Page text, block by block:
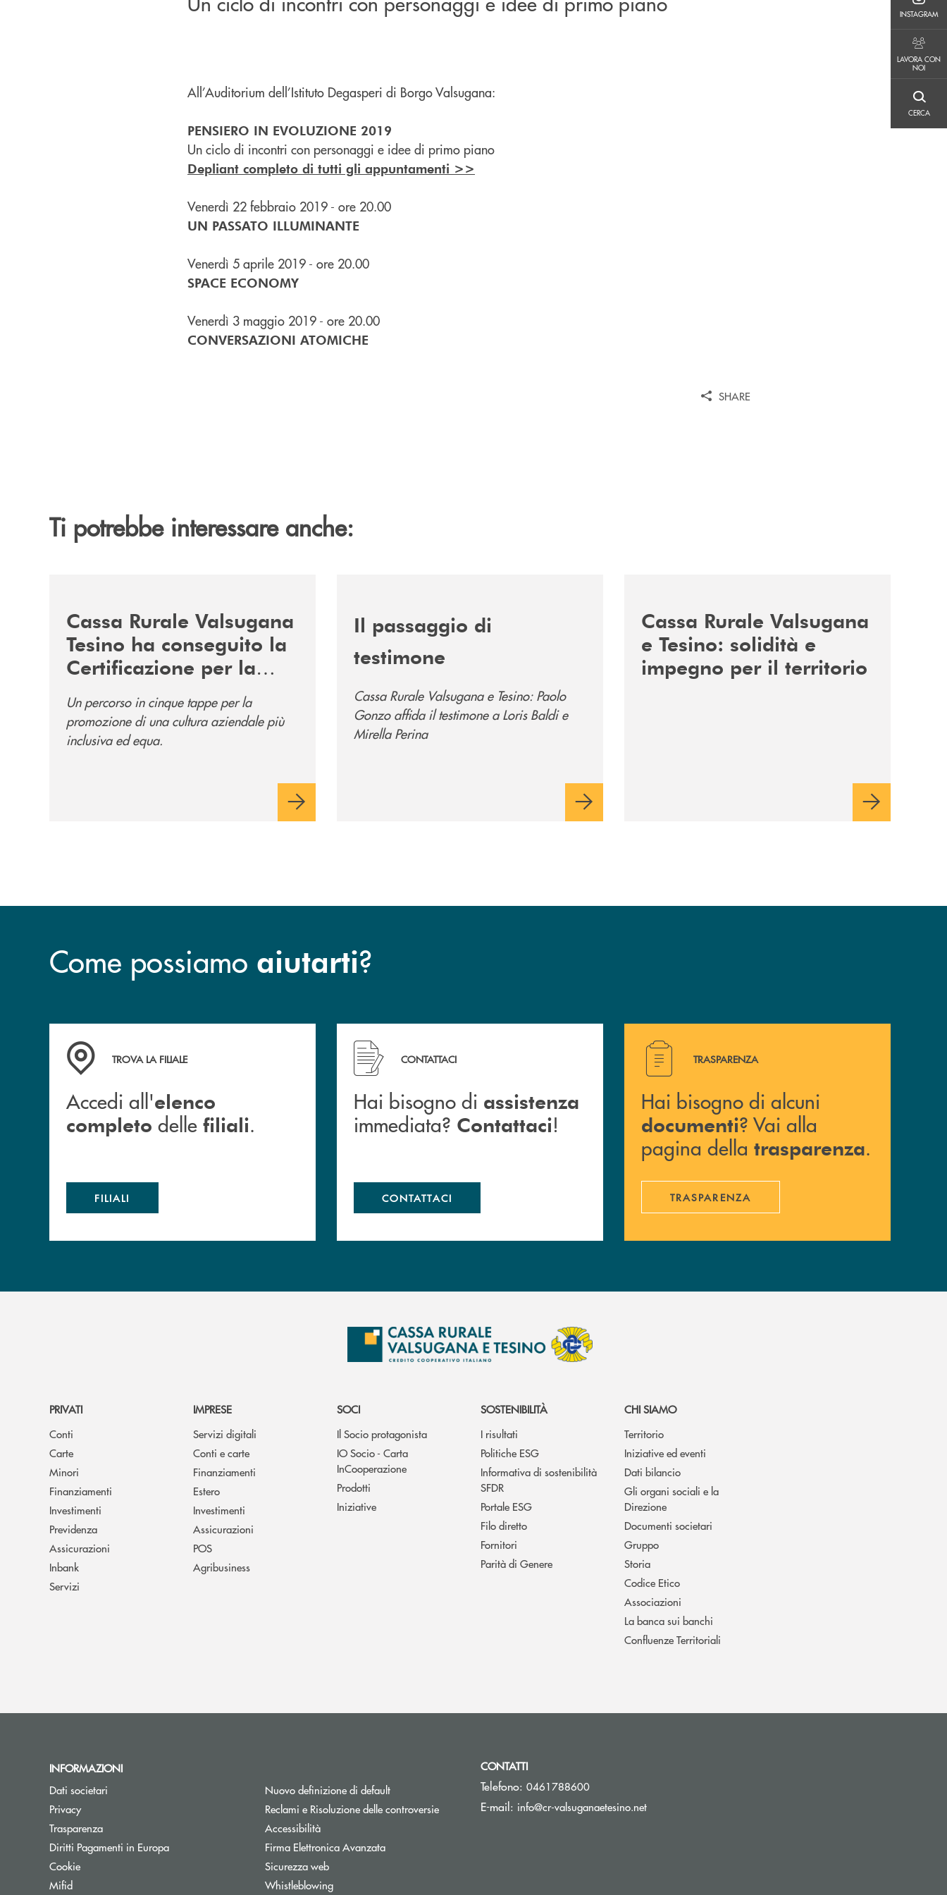
INSTAGRAM
LAVORA CON
NOI
CERCA
All’Auditorium dell’Istituto Degasperi di Borgo Valsugana:
PENSIERO IN EVOLUZIONE 2019
Un ciclo di incontri con personaggi e idee di primo piano
Depliant completo di tutti gli appuntamenti >>
Venerdì 22 febbraio 2019 - ore 20.00
UN PASSATO ILLUMINANTE
Venerdì 5 aprile 2019 - ore 20.00
SPACE ECONOMY
Venerdì 3 maggio 2019 - ore 20.00
CONVERSAZIONI ATOMICHE
SHARE
Ti potrebbe interessare anche:
Cassa Rurale Valsugana
Tesino ha conseguito la
Certificazione per la
Un percorso in cinque tappe per la
promozione di una cultura aziendale più
inclusiva ed equa.
Il passaggio di
testimone
Cassa Rurale Valsugana e Tesino: Paolo
Gonzo affida il testimone a Loris Baldi e
Mirella Perina
Cassa Rurale Valsugana
e Tesino: solidità e
impegno per il territorio
Come possiamo aiutarti?
Accedi all' elenco completo delle filiali .
TROVA LA FILIALE
Accedi all'elenco
completo delle filiali.
FILIALI
Hai bisogno di assistenza immediata? Contattaci !
CONTATTACI
Hai bisogno di assistenza
immediata? Contattaci!
CONTATTACI
Hai bisogno di alcuni documenti ? Vai alla pagina della
TRASPARENZA
Hai bisogno di alcuni
documenti? Vai alla
pagina della trasparenza.
TRASPARENZA
PRIVATI
Conti
Carte
Minori
Finanziamenti
Investimenti
Previdenza
Assicurazioni
Inbank
Servizi
IMPRESE
Servizi digitali
Conti e carte
Finanziamenti
Estero
Investimenti
Assicurazioni
POS
Agribusiness
SOCI
Il Socio protagonista
IO Socio - Carta
InCooperazione
Prodotti
Iniziative
SOSTENIBILITÀ
I risultati
Politiche ESG
Informativa di sostenibilità
SFDR
Portale ESG
Filo diretto
Fornitori
Parità di Genere
CHI SIAMO
Territorio
Iniziative ed eventi
Dati bilancio
Gli organi sociali e la
Direzione
Documenti societari
Gruppo
Storia
Codice Etico
Associazioni
La banca sui banchi
Confluenze Territoriali
INFORMAZIONI
Dati societari
Privacy
Trasparenza
Diritti Pagamenti in EuropaApre una nuova finestra
Cookie
Mifid
Nuovo definizione di default
Reclami e Risoluzione delle controversie
Accessibilità
Firma Elettronica Avanzata
Sicurezza web
Whistleblowing
CONTATTI
Telefono: 0461788600
E-mail: info@cr-valsuganaetesino.net(si apre l’app di posta elettronica)